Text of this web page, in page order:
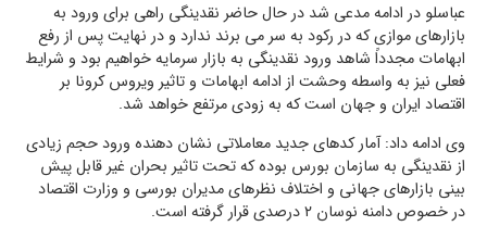
عباسلو در ادامه مدعی شد در حال حاضر نقدینگی راهی برای ورود به
بازارهای موازی که در رکود به سر می برند ندارد و در نهایت پس از رفع
ابهامات مجدداً شاهد ورود نقدینگی به بازار سرمایه خواهیم بود و شرایط
فعلی نیز به واسطه وحشت از ادامه ابهامات و تاثیر ویروس کرونا بر
اقتصاد ایران و جهان است که به زودی مرتفع خواهد شد.
وی ادامه داد: آمار کد‌های جدید معاملاتی نشان دهنده ورود حجم زیادی
از نقدینگی به سازمان بورس بوده که تحت تاثیر بحران غیر قابل پیش
بینی بازار‌های جهانی و اختلاف نظر‌های مدیران بورسی و وزارت اقتصاد
در خصوص دامنه نوسان ۲ درصدی قرار گرفته است.